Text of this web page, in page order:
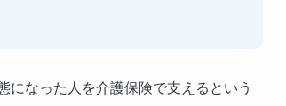
なった人を介護保険で支えるという